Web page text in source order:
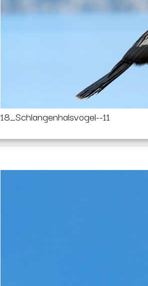
18_Schlangenhalsvogel--11